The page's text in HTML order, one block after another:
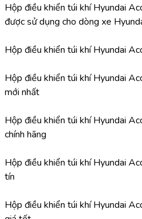
Hộp điều khiển túi khí Hyundai
được sử dụng cho dòng xe
Hộp điều khiển túi khí Hyundai
Hộp điều khiển túi khí Hyundai
mới nhất
Hộp điều khiển túi khí Hyundai
chính hãng
Hộp điều khiển túi khí Hyundai
tín
Hộp điều khiển túi khí Hyundai